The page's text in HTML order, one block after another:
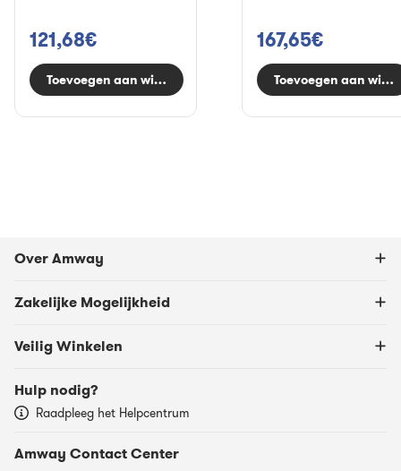
121,68€
Toevoegen aan winkelwagen
167,65€
Toevoegen aan
Over Amway
Zakelijke Mogelijkheid
Veilig Winkelen
Hulp nodig?
Raadpleeg het Helpcentrum
Amway Contact Center